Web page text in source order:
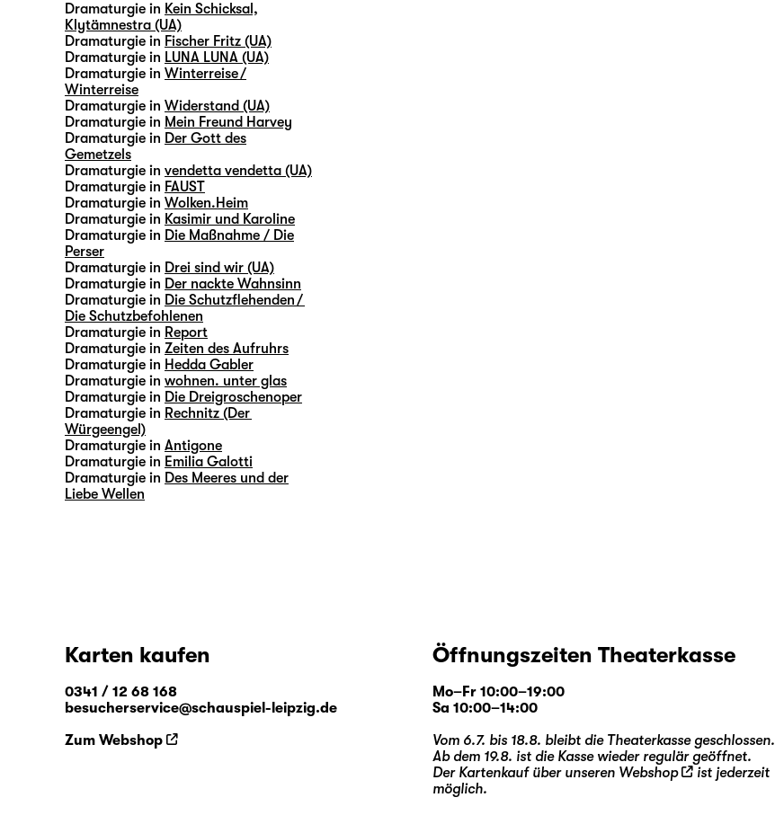
Dramaturgie in Kein Schicksal,
Klytämnestra (UA)
Dramaturgie in Fischer Fritz (UA)
Dramaturgie in LUNA LUNA (UA)
Dramaturgie in Winterreise /
Winterreise
Dramaturgie in Widerstand (UA)
Dramaturgie in Mein Freund Harvey
Dramaturgie in Der Gott des
Gemetzels
Dramaturgie in vendetta vendetta (UA)
Dramaturgie in FAUST
Dramaturgie in Wolken.Heim
Dramaturgie in Kasimir und Karoline
Dramaturgie in Die Maßnahme / Die
Perser
Dramaturgie in Drei sind wir (UA)
Dramaturgie in Der nackte Wahnsinn
Dramaturgie in Die Schutzflehenden /
Die Schutzbefohlenen
Dramaturgie in Report
Dramaturgie in Zeiten des Aufruhrs
Dramaturgie in Hedda Gabler
Dramaturgie in wohnen. unter glas
Dramaturgie in Die Dreigroschenoper
Dramaturgie in Rechnitz (Der
Würgeengel)
Dramaturgie in Antigone
Dramaturgie in Emilia Galotti
Dramaturgie in Des Meeres und der
Liebe Wellen
Karten kaufen
0341 / 12 68 168
besucherservice@schauspiel-leipzig.de
Zum Webshop
Öffnungszeiten Theaterkasse
Mo–Fr 10:00–19:00
Sa 10:00–14:00
Vom 6.7. bis 18.8. bleibt die Theaterkasse geschlossen.
Ab dem 19.8. ist die Kasse wieder regulär geöffnet.
Der Kartenkauf über unseren Webshop
ist jederzeit
möglich.